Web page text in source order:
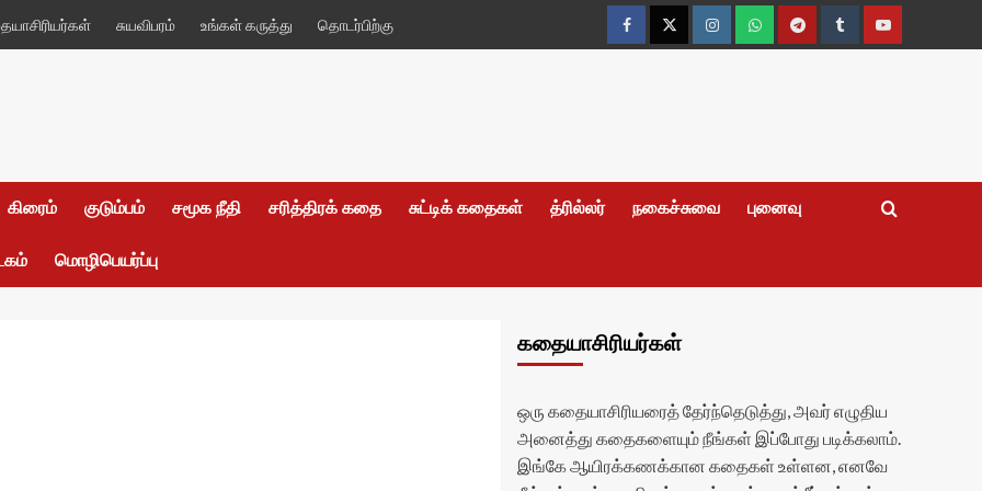
சுயவிபரம் உங்கள் கருத்து தொடர்பிற்கு
FacebookTwitterInstagramWhatsappTelegramTumblrYouTube
கிரைம் குடும்பம் சமூக நீதி சரித்திரக் கதை சுட்டிக் கதைகள் த்ரில்லர் நகைச்சுவை புனைவு
மொழிபெயர்ப்பு
கதையாசிரியர்கள்
ஒரு கதையாசிரியரைத் தேர்ந்தெடுத்து, அவர் எழுதிய
அனைத்து கதைகளையும் நீங்கள் இப்போது படிக்கலாம்.
இங்கே ஆயிரக்கணக்கான கதைகள் உள்ளன, எனவே